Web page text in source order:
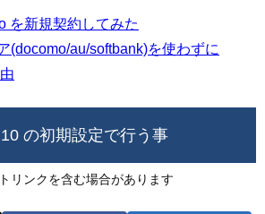
を新規契約してみた
(docomo/au/softbank)を使わずに
の初期設定で行う事
リンクを含む場合があります